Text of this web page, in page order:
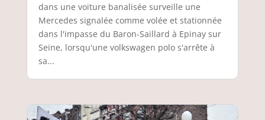
dans une voiture banalisée surveille une
Mercedes signalée comme volée et stationnée
dans l'impasse du Baron-Saillard à Epinay sur
Seine, lorsqu'une volkswagen polo s'arrête à
sa...